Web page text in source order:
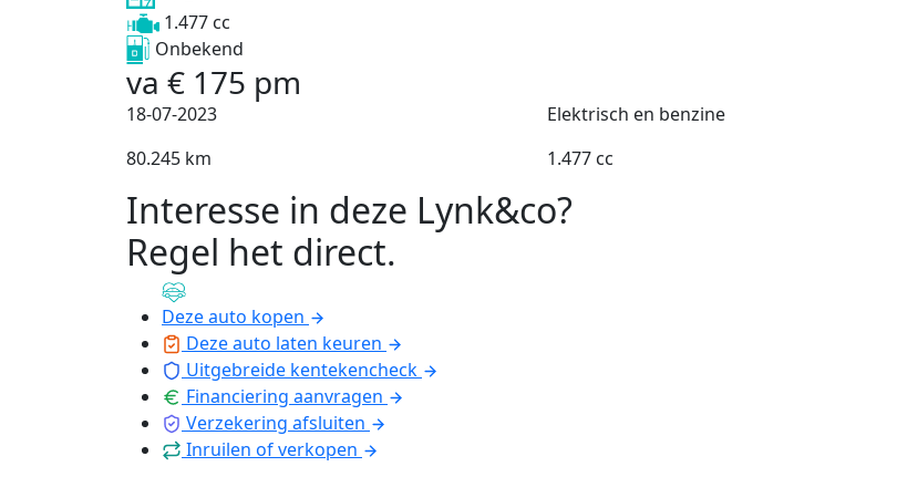
1.477 cc
Onbekend
va € 175 pm
18-07-2023 Elektrisch en benzine
80.245 km
1.477 cc
Interesse in deze Lynk&co?
Regel het direct.
Deze auto kopen
Deze auto laten keuren
Uitgebreide kentekencheck
Financiering aanvragen
Verzekering afsluiten
Inruilen of verkopen